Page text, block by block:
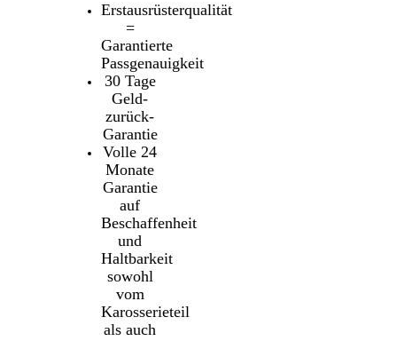
Erstausrüsterqualität
=
Garantierte
Passgenauigkeit
30 Tage
Geld-
zurück-
Garantie
Volle 24
Monate
Garantie
auf
Beschaffenheit
und
Haltbarkeit
sowohl
vom
Karosserieteil
als auch